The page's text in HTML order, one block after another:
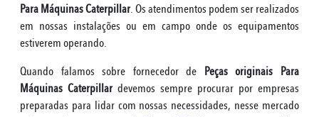
Para Máquinas Caterpillar. Os atendimentos podem ser realizados
em nossas instalações ou em campo onde os equipamentos
estiverem operando.
Quando falamos sobre fornecedor de Peças originais Para
Máquinas Caterpillar devemos sempre procurar por empresas
preparadas para lidar com nossas necessidades, nesse mercado